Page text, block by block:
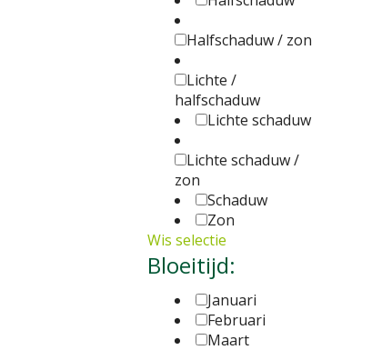
Halfschaduw / zon
Lichte /
halfschaduw
Lichte schaduw
Lichte schaduw /
zon
Schaduw
Zon
Wis selectie
Bloeitijd:
Januari
Februari
Maart